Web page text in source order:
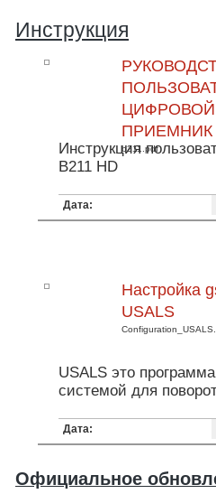
Инструкция
ПРИЕМНИК
b211.pdf
Инструкция
B211 HD
Дата:
Настройка
USALS
USALS это
системой для
Дата:
Официальное